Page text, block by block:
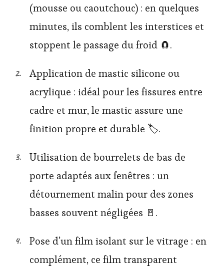
(mousse ou caoutchouc) : en quelques
minutes, ils comblent les interstices et
stoppent le passage du froid 🧲.
Application de mastic silicone ou
acrylique : idéal pour les fissures entre
cadre et mur, le mastic assure une
finition propre et durable 🏷️.
Utilisation de bourrelets de bas de
porte adaptés aux fenêtres : un
détournement malin pour des zones
basses souvent négligées 🚪.
Pose d’un film isolant sur le vitrage : en
complément, ce film transparent